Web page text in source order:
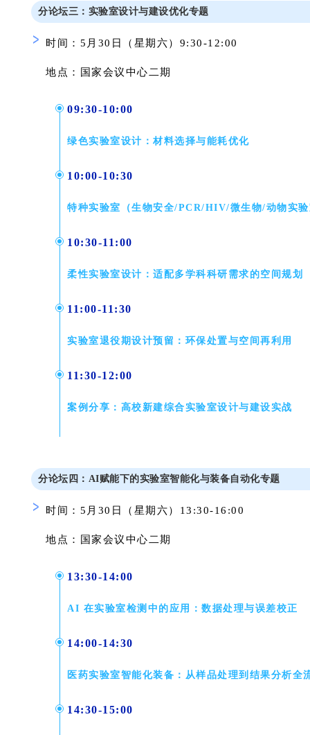
分论坛三 ： 实验室设计与建设优化专题
时间：5月30日（星期六）9:30-12:00
地点：国家会议中心二期
09:30-10:00
绿色实验室设计：材料选择与能耗优化
10:00-10:30
特种实验室（生物安全/PCR/HIV/微生物/动物实
10:30-11:00
柔性实验室设计：适配多学科科研需求的空间规划
11:00-11:30
实验室退役期设计预留：环保处置与空间再利用
11:30-12:00
案例分享：高校新建综合实验室设计与建设实战
分论坛四： AI赋能下的实验室智能化与装备自动化专题
时间：5月30日（星期六）13:30-16:00
地点：国家会议中心 二期
13:30-14:00
AI 在实验室检测中的应用：数据处理与误差校正
14:00-14:30
医药实验室智能化装备：从样品处理到结果分析全
14:30-15:00